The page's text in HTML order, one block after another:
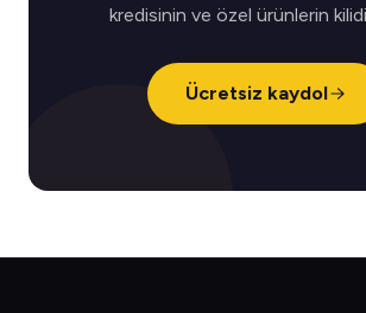
kredisinin ve özel ürünlerin
Ücretsiz kaydol